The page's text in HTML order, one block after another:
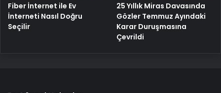
Fiber İnternet ile Ev
İnterneti Nasıl Doğru
Seçilir
25 Yıllık Miras Davasında
Gözler Temmuz Ayındaki
Karar Duruşmasına
Çevrildi